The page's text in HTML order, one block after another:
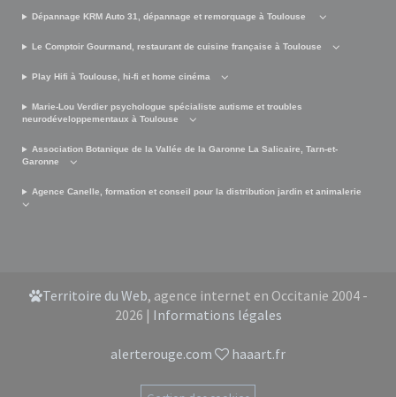
Dépannage KRM Auto 31, dépannage et remorquage à Toulouse
Le Comptoir Gourmand, restaurant de cuisine française à Toulouse
Play Hifi à Toulouse, hi-fi et home cinéma
Marie-Lou Verdier psychologue spécialiste autisme et troubles
neurodéveloppementaux à Toulouse
Association Botanique de la Vallée de la Garonne La Salicaire, Tarn-et-
Garonne
Agence Canelle, formation et conseil pour la distribution jardin et animalerie
Territoire du Web, agence internet en Occitanie 2004 -
2026 | Informations légales
alerterouge.com haaart.fr